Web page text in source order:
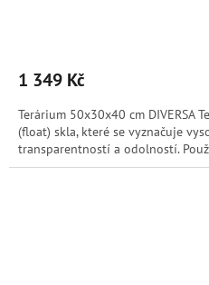
1 349 Kč
Terárium 50x30x40 cm DIVERSA
(float) skla, které se vyznačuje
transparentností a odolností.